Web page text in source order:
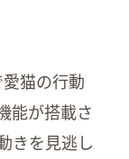
猫の行動
能が搭載さ
きを見逃し